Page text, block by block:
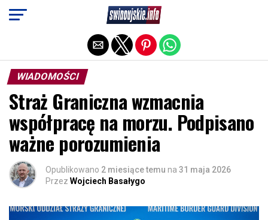
WIADOMOŚCI
Straż Graniczna wzmacnia
współpracę na morzu. Podpisano
ważne porozumienia
Opublikowano 2 miesiące temu na 31 maja 2026
Przez Wojciech Basałygo
Exit mobile version